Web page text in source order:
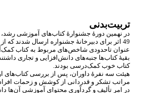
تربیتبدنی
در نهمین دورۀ جشنوارۀ کتابهای آموزشی
49 اثر برای دبیرخانۀ جشنواره ارسال شدند که از میان آن
عنوان تاحدودی شاخصهای مربوط به کتاب کمک
بقیۀ کتابها جنبههای دانشافزایی و تجاری
کتاب خوب کمکدرسی بودند.
هیئت سه نفرۀ داوران، پس از بررسی کتابهای
مراتب تشکر و قدردانی از کوشش و زحمات
در امر تألیف و گردآوری محتوای آموزشی آنها